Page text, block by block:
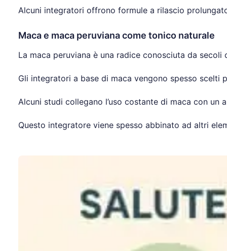
Alcuni integratori offrono formule a rilascio
Maca e maca peruviana come tonico naturale
La maca peruviana è una radice conosciuta da
Gli integratori a base di maca vengono spesso scelti
Alcuni studi collegano l’uso costante di maca con
Questo integratore viene spesso abbinato ad altri